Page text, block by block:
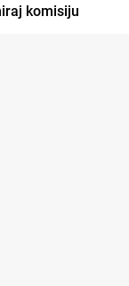
komisiju